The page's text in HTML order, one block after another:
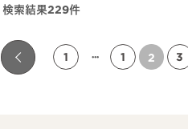
検索結果229件
1 1 2 3